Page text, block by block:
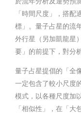
「時間尺度」，搭
標」。量子占星的流
外行星（另加凱龍星
要」的前提下，對分
量子占星提倡的「全
一定包含了較小尺度
模式，以各種尺度加
「相似性」，在「